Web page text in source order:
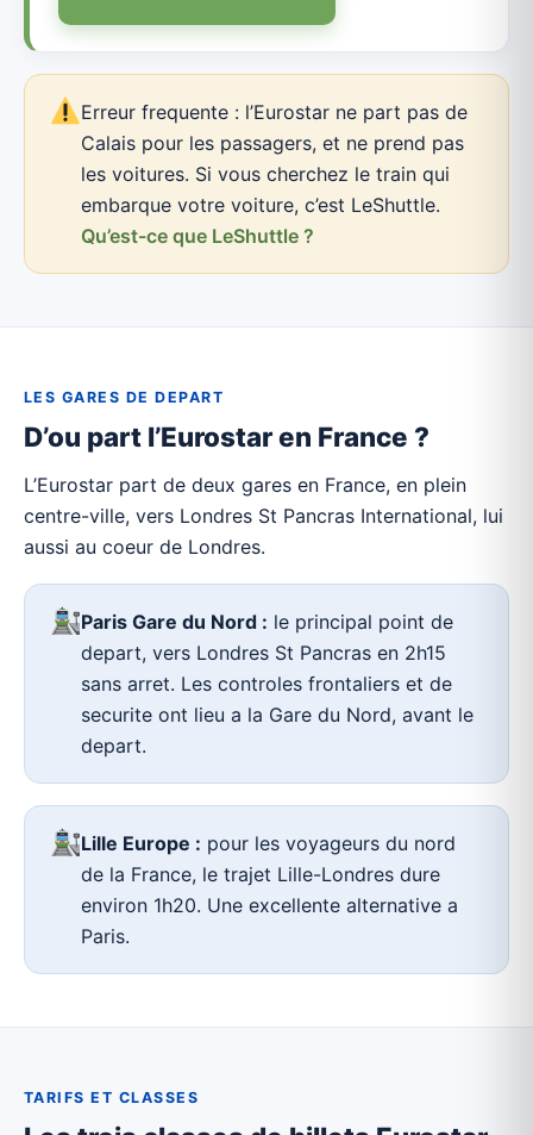
Erreur frequente : l’Eurostar ne part pas de
Calais pour les passagers, et ne prend pas
les voitures. Si vous cherchez le train qui
embarque votre voiture, c’est LeShuttle.
Qu’est-ce que LeShuttle ?
LES GARES DE DEPART
D’ou part l’Eurostar en France ?
L’Eurostar part de deux gares en France, en plein
centre-ville, vers Londres St Pancras International, lui
aussi au coeur de Londres.
Paris Gare du Nord : le principal point de
depart, vers Londres St Pancras en 2h15
sans arret. Les controles frontaliers et de
securite ont lieu a la Gare du Nord, avant le
depart.
Lille Europe : pour les voyageurs du nord
de la France, le trajet Lille-Londres dure
environ 1h20. Une excellente alternative a
Paris.
TARIFS ET CLASSES